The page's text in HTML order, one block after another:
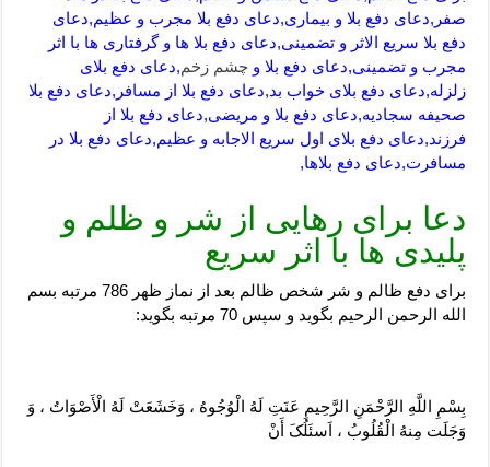
صفر,دعای دفع بلا و بیماری,دعای دفع بلا مجرب و عظیم,دعای
دفع بلا سریع الاثر و تضمینی,دعای دفع بلا ها و گرفتاری ها با اثر
مجرب و تضمینی,دعای دفع بلا و چشم زخم,دعای دفع بلای
زلزله,دعای دفع بلای خواب بد,دعای دفع بلا از مسافر,دعای دفع بلا
صحیفه سجادیه,دعای دفع بلا و مریضی,دعای دفع بلا از
فرزند,دعای دفع بلای اول سریع الاجابه و عظیم,دعای دفع بلا در
مسافرت,دعای دفع بلاها,
دعا برای رهایی از شر و ظلم و
پلیدی ها با اثر سریع
برای دفع ظالم و شر شخص ظالم بعد از نماز ظهر 786 مرتبه بسم
الله الرحمن الرحیم بگوید و سپس 70 مرتبه بگوید:
بِسْمِ اللَّهِ الرَّحْمَنِ الرَّحِيمِ عَنَتِ لَهُ الْوُجُوهُ ، وَخَشَعَتْ لَهُ الْأَصْوَاتُ ، وَ
وَجَلَت مِنهُ الْقُلُوبُ ، اَسئَلُکَ أَنْ